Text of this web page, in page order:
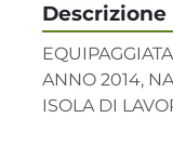
Descrizione
ANNO 2014,
ISOLA DI